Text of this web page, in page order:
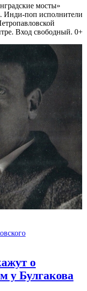
мосты»
Инди-поп исполнители
Вход свободный. 0+
о
у Булгакова